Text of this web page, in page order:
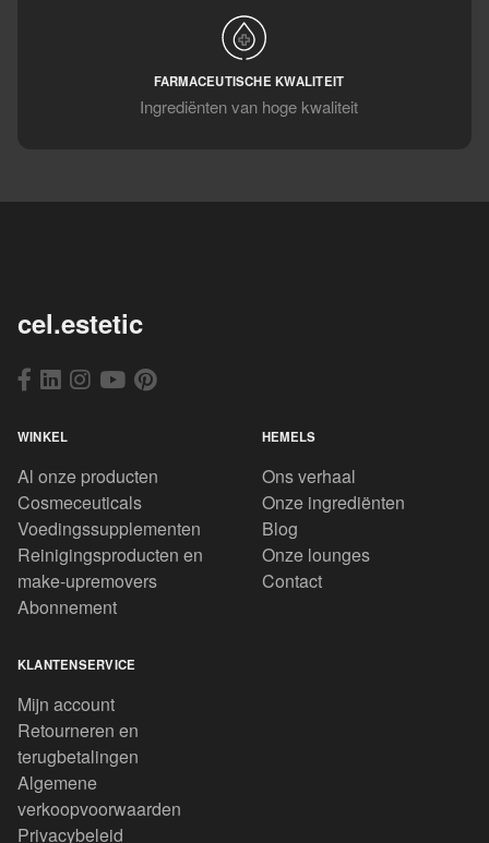
FARMACEUTISCHE KWALITEIT
Ingrediënten van hoge kwaliteit
cel.estetic
WINKEL
Al onze producten
Cosmeceuticals
Voedingssupplementen
Reinigingsproducten en
make-upremovers
Abonnement
HEMELS
Ons verhaal
Onze ingrediënten
Blog
Onze lounges
Contact
KLANTENSERVICE
Mijn account
Retourneren en
terugbetalingen
Algemene
verkoopvoorwaarden
Privacybeleid